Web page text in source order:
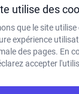
e-mails et confirme
de confidentialité et
utilise des
que le site utilise
expérience
des pages. En
accepter